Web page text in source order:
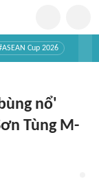
Cup 2026
nổ'
Tùng M-